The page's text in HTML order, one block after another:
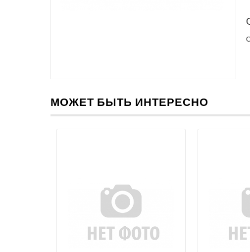
МОЖЕТ БЫТЬ ИНТЕРЕСНО